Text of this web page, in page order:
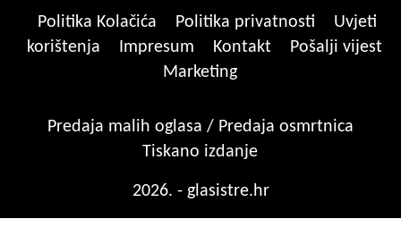
Politika Kolačića Politika privatnosti
Uvjeti
korištenja
Impresum Kontakt
Pošalji vijest
Marketing
Predaja malih oglasa / Predaja osmrtnica
Tiskano izdanje
2026. - glasistre.hr